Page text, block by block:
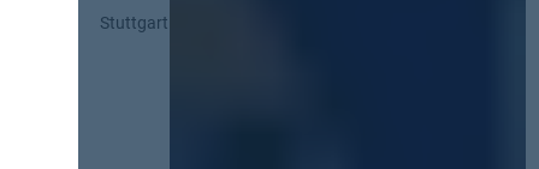
Stuttgart